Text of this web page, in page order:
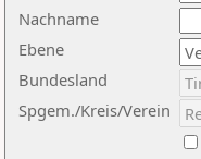
Nachname
Ebene
Bundesland
Spgem./Kreis/Verein